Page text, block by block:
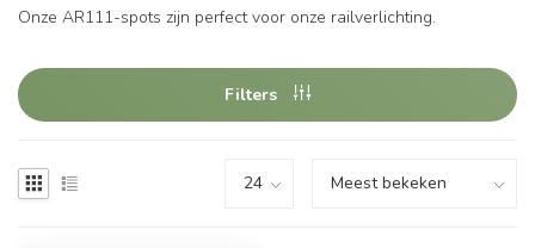
Onze AR111-spots zijn perfect voor onze railverlichting.
Filters